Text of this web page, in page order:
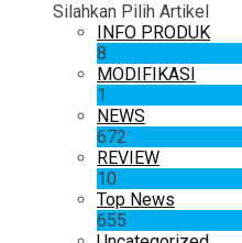
Silahkan Pilih Artikel
INFO PRODUK
8
MODIFIKASI
1
NEWS
672
REVIEW
10
Top News
655